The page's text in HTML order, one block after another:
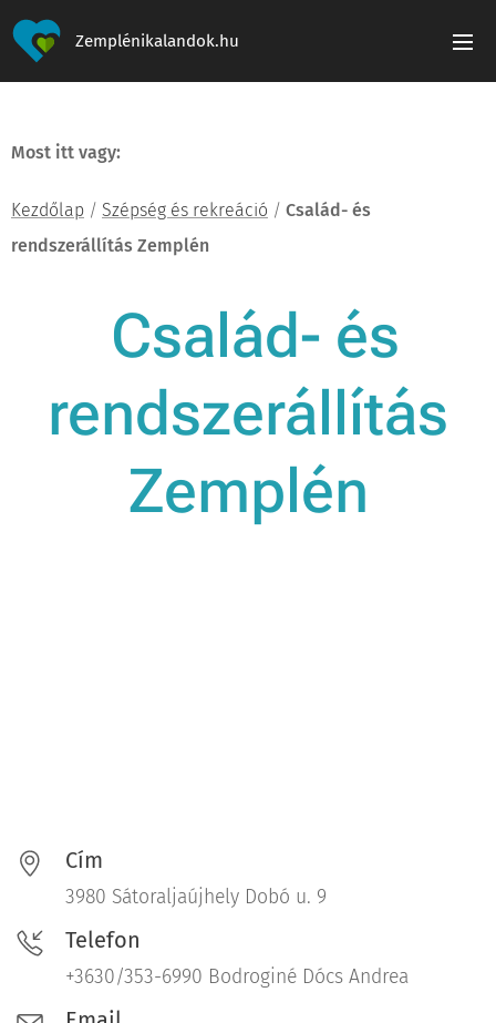
Zemplénikalandok.hu
Most itt vagy:
Kezdőlap / Szépség és rekreáció / Család- és
rendszerállítás Zemplén
Család- és
rendszerállítás
Zemplén
Cím
3980 Sátoraljaújhely Dobó u. 9
Telefon
+3630/353-6990 Bodroginé Dócs Andrea